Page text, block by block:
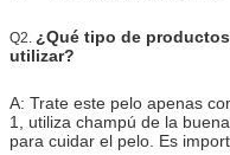
Q2. ¿Qué tipo de
utilizar?
A: Trate este pelo apenas
1, utiliza champú de la
para cuidar el pelo. Es